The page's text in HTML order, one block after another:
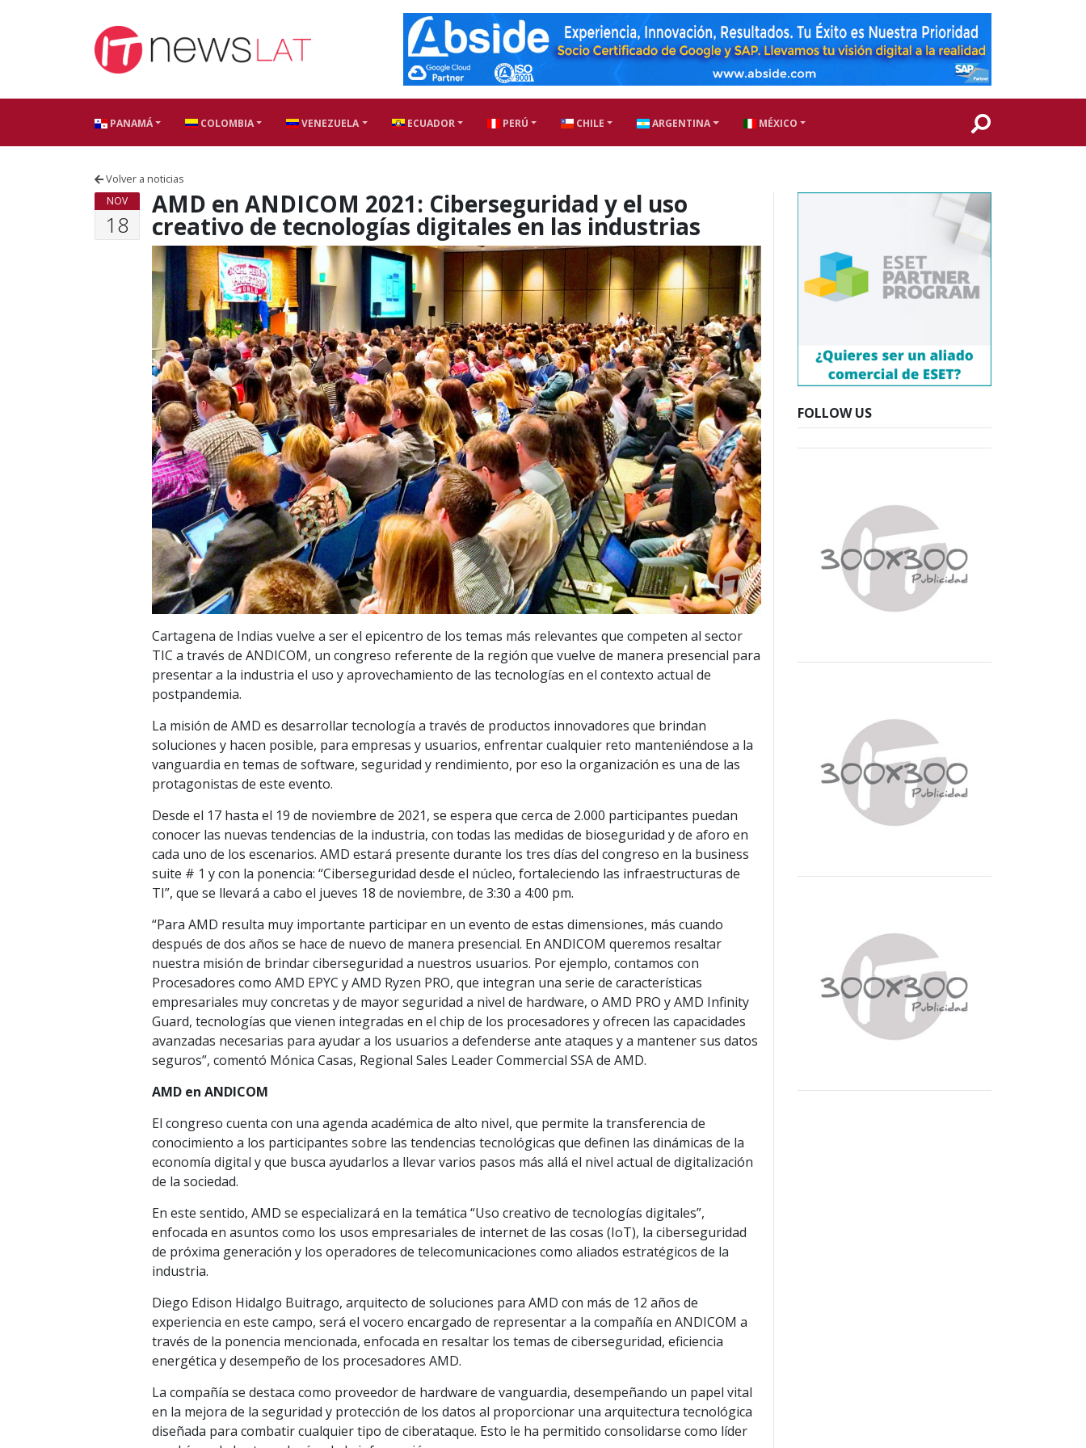
PANAMÁ COLOMBIA VENEZUELA ECUADOR PERÚ CHILE ARGENTINA MÉXICO
Volver a noticias
NOV
18
AMD en ANDICOM 2021: Ciberseguridad y el uso
creativo de tecnologías digitales en las industrias
Cartagena de Indias vuelve a ser el epicentro de los temas más relevantes que competen al sector
TIC a través de ANDICOM, un congreso referente de la región que vuelve de manera presencial para
presentar a la industria el uso y aprovechamiento de las tecnologías en el contexto actual de
postpandemia.
La misión de AMD es desarrollar tecnología a través de productos innovadores que brindan
soluciones y hacen posible, para empresas y usuarios, enfrentar cualquier reto manteniéndose a la
vanguardia en temas de software, seguridad y rendimiento, por eso la organización es una de las
protagonistas de este evento.
Desde el 17 hasta el 19 de noviembre de 2021, se espera que cerca de 2.000 participantes puedan
conocer las nuevas tendencias de la industria, con todas las medidas de bioseguridad y de aforo en
cada uno de los escenarios. AMD estará presente durante los tres días del congreso en la business
suite # 1 y con la ponencia: “Ciberseguridad desde el núcleo, fortaleciendo las infraestructuras de
TI”, que se llevará a cabo el jueves 18 de noviembre, de 3:30 a 4:00 pm.
“Para AMD resulta muy importante participar en un evento de estas dimensiones, más cuando
después de dos años se hace de nuevo de manera presencial. En ANDICOM queremos resaltar
nuestra misión de brindar ciberseguridad a nuestros usuarios. Por ejemplo, contamos con
Procesadores como AMD EPYC y AMD Ryzen PRO, que integran una serie de características
empresariales muy concretas y de mayor seguridad a nivel de hardware, o AMD PRO y AMD Infinity
Guard, tecnologías que vienen integradas en el chip de los procesadores y ofrecen las capacidades
avanzadas necesarias para ayudar a los usuarios a defenderse ante ataques y a mantener sus datos
seguros”, comentó Mónica Casas, Regional Sales Leader Commercial SSA de AMD.
AMD en ANDICOM
El congreso cuenta con una agenda académica de alto nivel, que permite la transferencia de
conocimiento a los participantes sobre las tendencias tecnológicas que definen las dinámicas de la
economía digital y que busca ayudarlos a llevar varios pasos más allá el nivel actual de digitalización
de la sociedad.
En este sentido, AMD se especializará en la temática “Uso creativo de tecnologías digitales”,
enfocada en asuntos como los usos empresariales de internet de las cosas (IoT), la ciberseguridad
de próxima generación y los operadores de telecomunicaciones como aliados estratégicos de la
industria.
Diego Edison Hidalgo Buitrago, arquitecto de soluciones para AMD con más de 12 años de
experiencia en este campo, será el vocero encargado de representar a la compañía en ANDICOM a
través de la ponencia mencionada, enfocada en resaltar los temas de ciberseguridad, eficiencia
energética y desempeño de los procesadores AMD.
La compañía se destaca como proveedor de hardware de vanguardia, desempeñando un papel vital
en la mejora de la seguridad y protección de los datos al proporcionar una arquitectura tecnológica
diseñada para combatir cualquier tipo de ciberataque. Esto le ha permitido consolidarse como líder
FOLLOW US